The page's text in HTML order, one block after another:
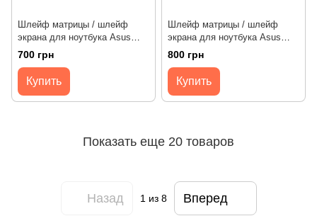
Шлейф матрицы / шлейф
экрана для ноутбука Asus
ROG Zephyrus G15 GA503
144Hz/165Hz (6017B1523701)
Оригинал от Asus
700 грн
Купить
Шлейф матрицы / шлейф
экрана для ноутбука Asus
TUF Gaming A15 FA506,
TUF506 144Hz/165Hz
(DD0NJILC121) Оригинал от
Asus
800 грн
Купить
Показать еще 20 товаров
Назад 1из 8 Вперед